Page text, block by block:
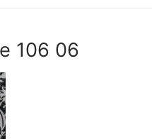
buksedragter
med lange ærmer
udsalg
priser
tid
106 06